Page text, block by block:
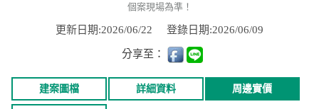
個案現場為準！
更新日期:2026/06/22 登錄日期:2026/06/09
分享至：
建案圖檔 詳細資料 周邊實價